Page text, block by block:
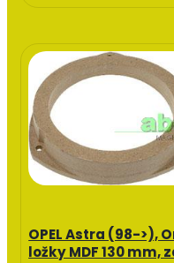
OPEL Astra (98->),
ložky MDF 130